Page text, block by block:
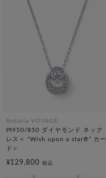
festaria VOYAGE
Pt950/850 ダイヤモンド ネック
レス＜ “Wish upon a star®” カー
ド＞
¥129,800税込